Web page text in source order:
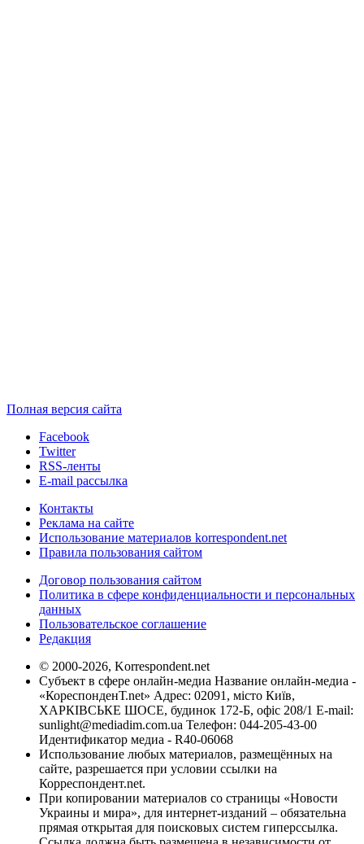
Полная версия сайта
Facebook
Twitter
RSS-ленты
E-mail рассылка
Контакты
Реклама на сайте
Использование материалов korrespondent.net
Правила пользования сайтом
Договор пользования сайтом
Политика в сфере конфиденциальности и персональных
данных
Пользовательское соглашение
Редакция
© 2000-2026, Korrespondent.net
Субъект в сфере онлайн-медиа Название онлайн-медиа -
«КореспонденТ.net» Адрес: 02091, місто Київ,
ХАРКІВСЬКЕ ШОСЕ, будинок 172-Б, офіс 208/1 E-mail:
sunlight@mediadim.com.ua Телефон: 044-205-43-00
Идентификатор медиа - R40-06068
Использование любых материалов, размещённых на
сайте, разрешается при условии ссылки на
Корреспондент.net.
При копировании материалов со страницы «Новости
Украины и мира», для интернет-изданий – обязательна
прямая открытая для поисковых систем гиперссылка.